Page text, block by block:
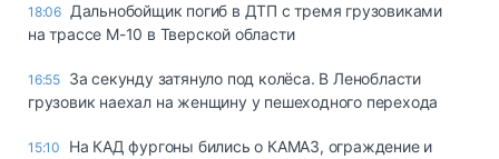
18:06 Дальнобойщик погиб в ДТП с тремя грузовиками
на трассе М-10 в Тверской области
16:55 За секунду затянуло под колёса. В Ленобласти
грузовик наехал на женщину у пешеходного перехода
15:10
На КАД фургоны бились о КАМАЗ, ограждение и